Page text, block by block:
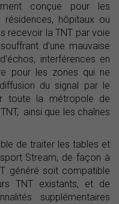
conçue pour les
résidences, hôpitaux ou
recevoir la TNT par voie
d’une mauvaise
interférences en
pour les zones qui ne
du signal par le
toute la métropole de
ainsi que les chaînes
de traiter les tables et
Stream, de façon à
généré soit compatible
TNT existants, et de
supplémentaires